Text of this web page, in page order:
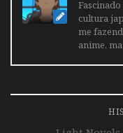
cultura
me
anime,